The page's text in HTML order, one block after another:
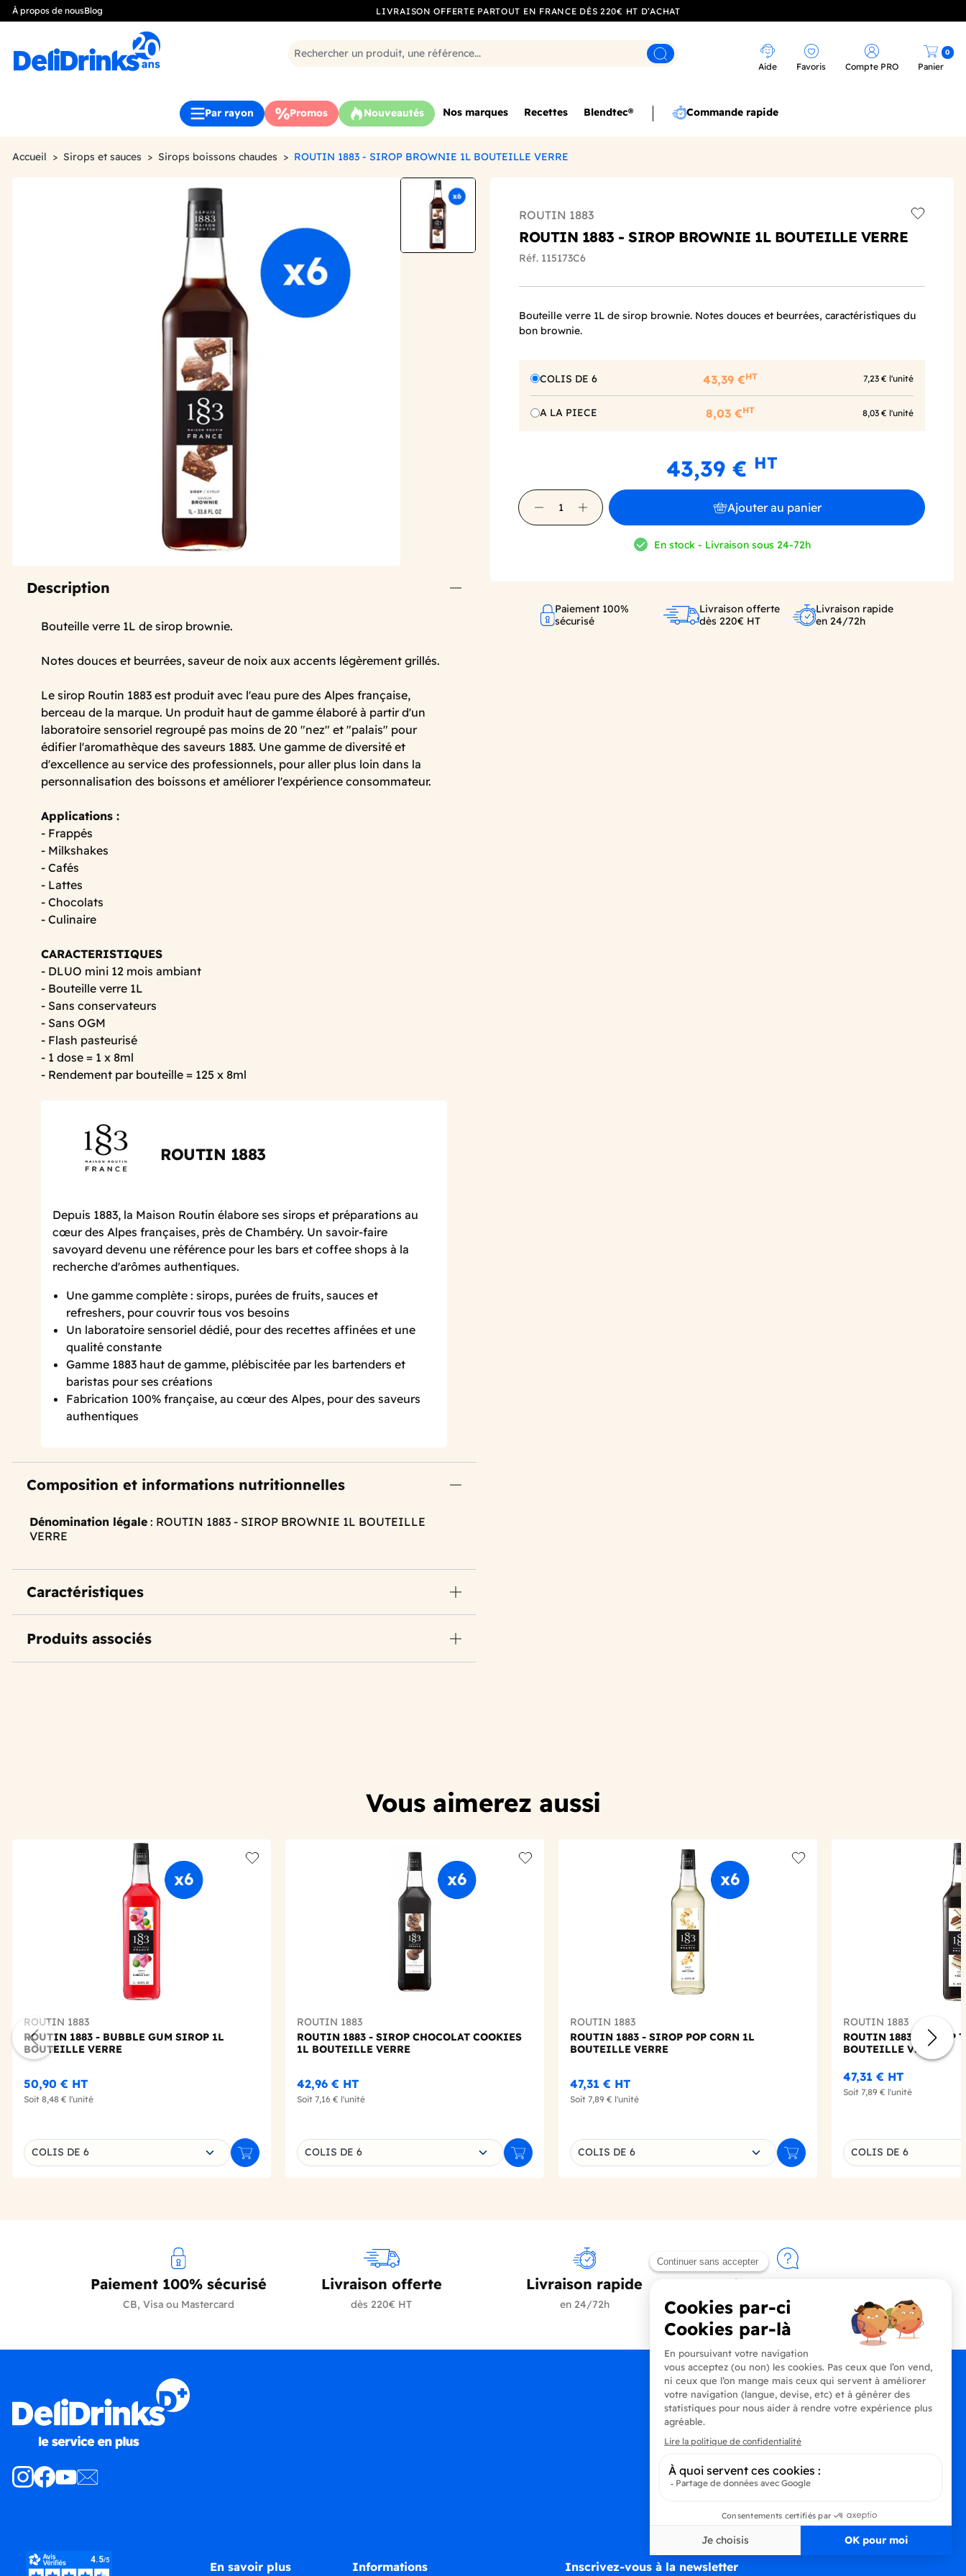
À propos de nousBlog LIVRAISON OFFERTE PARTOUT EN FRANCE DÈS 220€ HT D’ACHAT
Rechercher
Aide Favoris Compte PRO Panier
0
Par rayon Promos Nouveautés Nos marques Recettes Blendtec® Commande rapide
Accueil Sirops et sauces Sirops boissons chaudes ROUTIN 1883 - SIROP BROWNIE 1L BOUTEILLE VERRE
Description
Bouteille verre 1L de sirop brownie.
Notes douces et beurrées, saveur de noix aux accents légèrement grillés.
Le sirop Routin 1883 est produit avec l'eau pure des Alpes française,
berceau de la marque. Un produit haut de gamme élaboré à partir d'un
laboratoire sensoriel regroupé pas moins de 20 "nez" et "palais" pour
édifier l'aromathèque des saveurs 1883. Une gamme de diversité et
d'excellence au service des professionnels, pour aller plus loin dans la
personnalisation des boissons et améliorer l'expérience consommateur.
Applications :
- Frappés
- Milkshakes
- Cafés
- Lattes
- Chocolats
- Culinaire
CARACTERISTIQUES
- DLUO mini 12 mois ambiant
- Bouteille verre 1L
- Sans conservateurs
- Sans OGM
- Flash pasteurisé
- 1 dose = 1 x 8ml
- Rendement par bouteille = 125 x 8ml
ROUTIN 1883
Depuis 1883, la Maison Routin élabore ses sirops et préparations au
cœur des Alpes françaises, près de Chambéry. Un savoir-faire
savoyard devenu une référence pour les bars et coffee shops à la
recherche d'arômes authentiques.
Une gamme complète : sirops, purées de fruits, sauces et
refreshers, pour couvrir tous vos besoins
Un laboratoire sensoriel dédié, pour des recettes affinées et une
qualité constante
Gamme 1883 haut de gamme, plébiscitée par les bartenders et
baristas pour ses créations
Fabrication 100% française, au cœur des Alpes, pour des saveurs
authentiques
Composition et informations nutritionnelles
Dénomination légale : ROUTIN 1883 - SIROP BROWNIE 1L BOUTEILLE
VERRE
Caractéristiques
Produits associés
ROUTIN 1883
ROUTIN 1883 - SIROP BROWNIE 1L BOUTEILLE VERRE
Réf. 115173C6
Bouteille verre 1L de sirop brownie. Notes douces et beurrées, caractéristiques du
bon brownie.
COLIS DE 6 43,39 €HT 7,23 € l'unité
A LA PIECE 8,03 €HT 8,03 € l'unité
43,39 € HT
Ajouter au panier
En stock - Livraison sous 24-72h
Paiement 100%
sécurisé
Livraison offerte
dès 220€ HT
Livraison rapide
en 24/72h
Vous aimerez aussi
ROUTIN 1883
ROUTIN 1883 - BUBBLE GUM SIROP 1L
BOUTEILLE VERRE
50,90 € HT
Soit 8,48 € l'unité
Choisissez une déclinaison
COLIS DE 6 Ajouter au panier
ROUTIN 1883
ROUTIN 1883 - SIROP CHOCOLAT COOKIES
1L BOUTEILLE VERRE
42,96 € HT
Soit 7,16 € l'unité
Choisissez une déclinaison
COLIS DE 6 Ajouter au panier
ROUTIN 1883
ROUTIN 1883 - SIROP POP CORN 1L
BOUTEILLE VERRE
47,31 € HT
Soit 7,89 € l'unité
Choisissez une déclinaison
COLIS DE 6 Ajouter au panier
ROUTIN 1883
ROUTIN 1883 - SIROP
BOUTEILLE VERRE
47,31 € HT
Soit 7,89 € l'unité
Choisissez une
COLIS DE 6
Paiement 100% sécurisé
CB, Visa ou Mastercard
Livraison offerte
dès 220€ HT
Livraison rapide
en 24/72h
Contactez-nous
+33 (0)4 90 91 20 80
Produits En savoir plus Informations Inscrivez-vous à la newsletter